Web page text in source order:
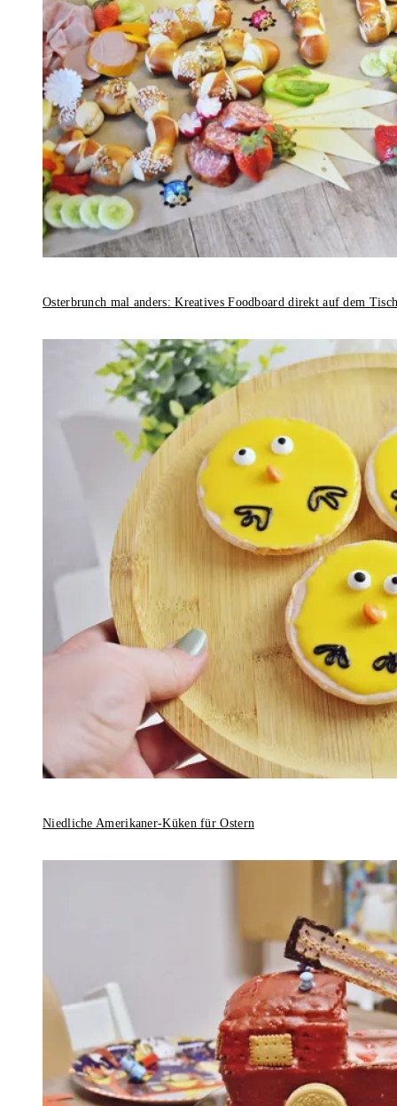
Osterbrunch mal anders: Kreatives Foodboard direkt auf dem
Niedliche Amerikaner-Küken für Ostern